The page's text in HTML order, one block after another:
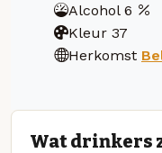
Alcohol 6
Kleur 37
Herkomst
Wat drinkers